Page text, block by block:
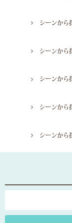
シーンから
シーンから
シーンから
シーンから
シーンから